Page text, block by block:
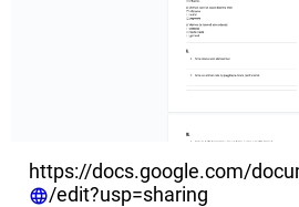
https://docs.google.com/
/edit?usp=sharing